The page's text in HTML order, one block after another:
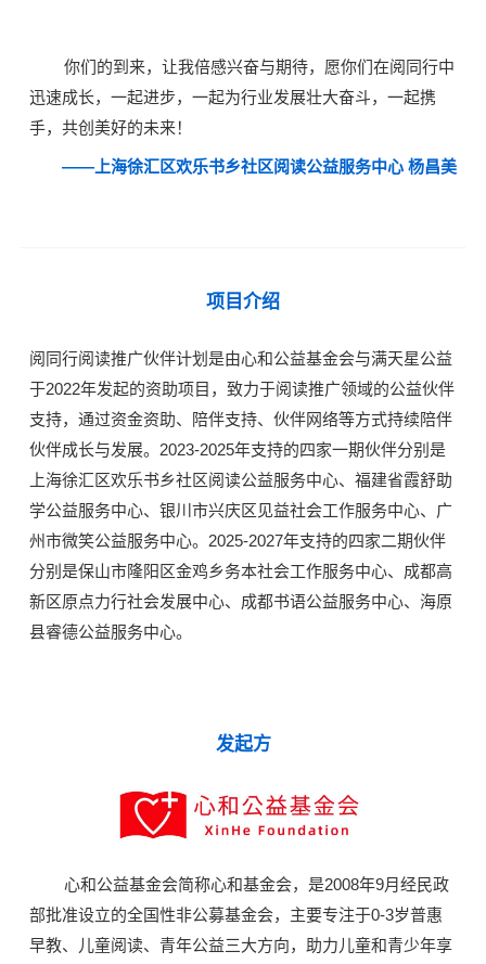
你们的到来，让我倍感兴奋与期待，愿你们在阅同行中
迅速成长，一起进步，一起为行业发展壮大奋斗，一起携
手，共创美好的未来！
——上海徐汇区欢乐书乡社区阅读公益服务中心 杨昌美
项目介绍
阅同行阅读推广伙伴计划是由心和公益基金会与满天星公益
于2022年发起的资助项目，致力于阅读推广领域的公益伙伴
支持，通过资金资助、陪伴支持、伙伴网络等方式持续陪伴
伙伴成长与发展。2023-2025年支持的四家一期伙伴分别是
上海徐汇区欢乐书乡社区阅读公益服务中心、福建省霞舒助
学公益服务中心、银川市兴庆区见益社会工作服务中心、广
州市微笑公益服务中心。2025-2027年支持的四家二期伙伴
分别是保山市隆阳区金鸡乡务本社会工作服务中心、成都高
新区原点力行社会发展中心、成都书语公益服务中心、海原
县睿德公益服务中心。
发起方
心和公益基金会简称心和基金会，是2008年9月经民政
部批准设立的全国性非公募基金会，主要专注于0-3岁普惠
早教、儿童阅读、青年公益三大方向，助力儿童和青少年享